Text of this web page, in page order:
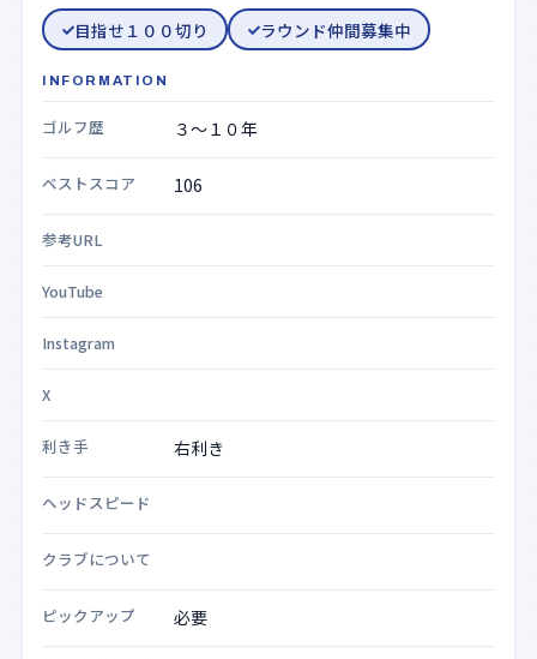
目指せ１００切り
ラウンド仲間募集中
INFORMATION
ゴルフ歴
ベストスコア
参考URL
YouTube
Instagram
X
利き手
ヘッドスピード
クラブについて
ピックアップ